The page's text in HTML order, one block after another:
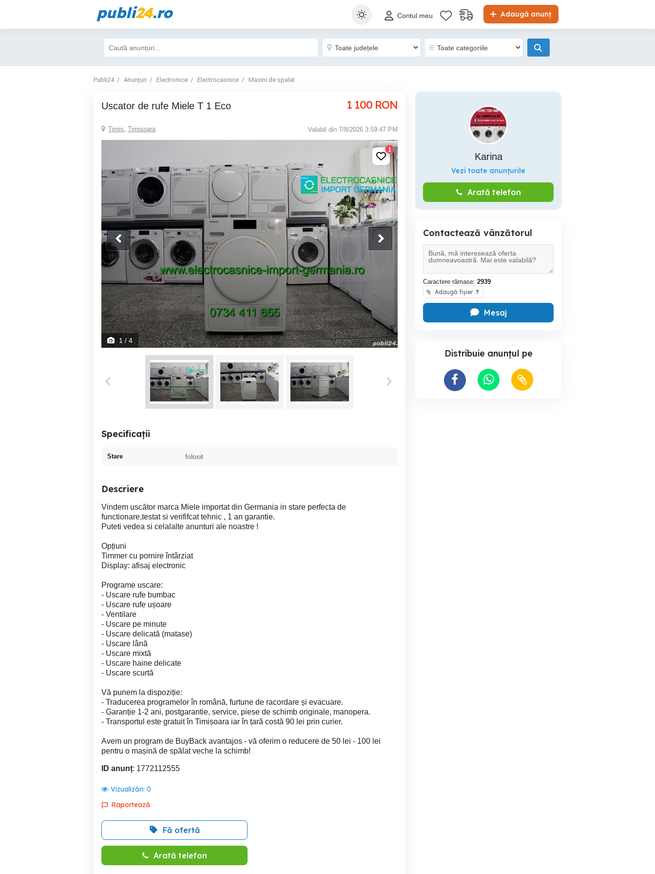
publi24.ro Adaugă anunț
Contul meu
Publi24 Anunțuri Electronice Electrocasnice Masini de spalat
Uscator de rufe Miele T 1 Eco 1 100 RON
Timis, Timisoara Valabil din 7/8/2026 3:59:47 PM
1
1 / 4
Specificații
Stare folosit
Descriere
Vindem uscător marca Miele importat din Germania in stare perfecta de
functionare,testat si verififcat tehnic , 1 an garantie.
Puteti vedea si celalalte anunturi ale noastre !
Opțiuni
Timmer cu pornire întârziat
Display: afisaj electronic
Programe uscare:
- Uscare rufe bumbac
- Uscare rufe ușoare
- Ventilare
- Uscare pe minute
- Uscare delicată (matase)
- Uscare lână
- Uscare mixtă
- Uscare haine delicate
- Uscare scurtă
Vă punem la dispoziție:
- Traducerea programelor în română, furtune de racordare și evacuare.
- Garanție 1-2 ani, postgarantie, service, piese de schimb originale, manopera.
- Transportul este gratuit în Timișoara iar în țară costă 90 lei prin curier.
Avem un program de BuyBack avantajos - vă oferim o reducere de 50 lei - 100 lei
pentru o mașină de spălat veche la schimb!
ID anunț: 1772112555
Vizualizări: 0
Raportează
Fă ofertă
Arată telefon
Karina
Vezi toate anunțurile
Arată telefon
Contactează vânzătorul
Caractere rămase: 2939
Adaugă fișier ?
Mesaj
Distribuie anunțul pe